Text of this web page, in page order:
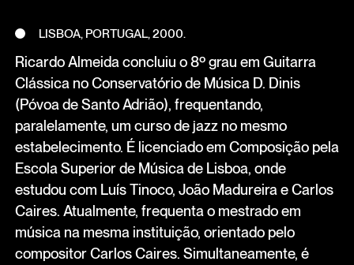
LISBOA, PORTUGAL, 2000.
Ricardo Almeida concluiu o 8º grau em Guitarra
Clássica no Conservatório de Música D. Dinis
(Póvoa de Santo Adrião), frequentando,
paralelamente, um curso de jazz no mesmo
estabelecimento. É licenciado em Composição pela
Escola Superior de Música de Lisboa, onde
estudou com Luís Tinoco, João Madureira e Carlos
Caires. Atualmente, frequenta o mestrado em
música na mesma instituição, orientado pelo
compositor Carlos Caires. Simultaneamente, é